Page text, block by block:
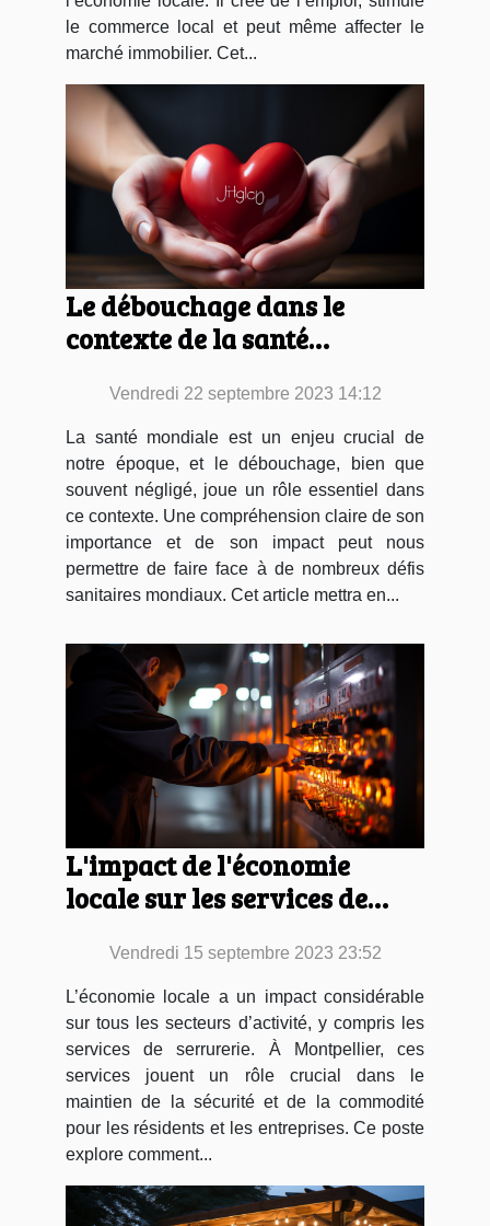
le commerce local et peut même affecter le
marché immobilier. Cet...
Le débouchage dans le
contexte de la santé
Vendredi 22 septembre 2023 14:12
La santé mondiale est un enjeu crucial de
notre époque, et le débouchage, bien que
souvent négligé, joue un rôle essentiel dans
ce contexte. Une compréhension claire de son
importance et de son impact peut nous
permettre de faire face à de nombreux défis
sanitaires mondiaux. Cet article mettra en...
L'impact de l'économie
locale sur les services de
Vendredi 15 septembre 2023 23:52
L’économie locale a un impact considérable
sur tous les secteurs d’activité, y compris les
services de serrurerie. À Montpellier, ces
services jouent un rôle crucial dans le
maintien de la sécurité et de la commodité
pour les résidents et les entreprises. Ce poste
explore comment...